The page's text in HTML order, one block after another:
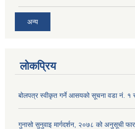
अन्य
लोकप्रिय
बोलपत्र स्वीकृत गर्ने आसयको सूचना वडा नं. १
गुनासो सुनुवाइ मार्गदर्शन, २०७८ को अनुसूची